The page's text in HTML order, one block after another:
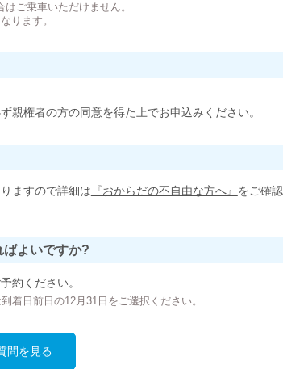
ご乗車いただけません。
ります。
親権者の方の同意を得た上でお申込みください。
ますので詳細は 『おからだの不自由な方へ』 をご確
ばよいですか?
約ください。
着日前日の12月31日をご選択ください。
問を見る